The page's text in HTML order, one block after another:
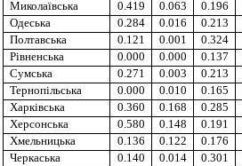
Миколаївська
0.419 0.063 0.196
Одеська
0.284 0.016 0.213
Полтавська
0.121 0.001 0.324
Рівненська
0.000 0.000 0.137
Сумська
0.271 0.003 0.213
Тернопільська
0.000 0.010 0.165
Харківська
0.360 0.168 0.285
Херсонська
0.580 0.148 0.191
Хмельницька
0.136 0.122 0.176
Черкаська
0.140 0.014 0.301